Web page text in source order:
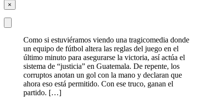
×
Como si estuviéramos viendo una tragicomedia donde
un equipo de fútbol altera las reglas del juego en el
último minuto para asegurarse la victoria, así actúa el
sistema de “justicia” en Guatemala. De repente, los
corruptos anotan un gol con la mano y declaran que
ahora eso está permitido. Con ese truco, ganan el
partido. […]